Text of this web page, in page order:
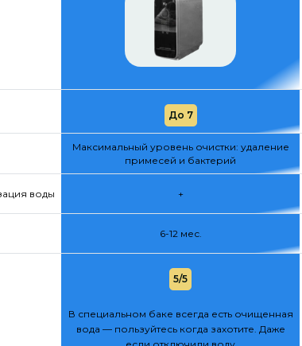
До 7
Максимальный уровень очистки: удаление
примесей и бактерий
воды +
6-12 мес.
5/5
В специальном баке всегда есть очищенная
вода — пользуйтесь когда захотите. Даже